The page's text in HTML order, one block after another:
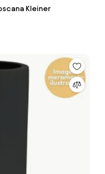
Vaso Mob M - Toscana Kleiner